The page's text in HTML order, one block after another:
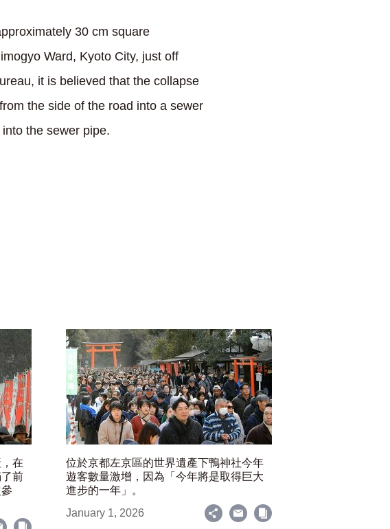
30 cm square
Ward, Kyoto City, just off
it is believed that the collapse
the side of the road into a sewer
the sewer pipe.
在
前
位於京都左京區的世界遺產下鴨神社今年
遊客數量激增，因為「今年將是取得巨大
進步的一年」。
January 1, 2026